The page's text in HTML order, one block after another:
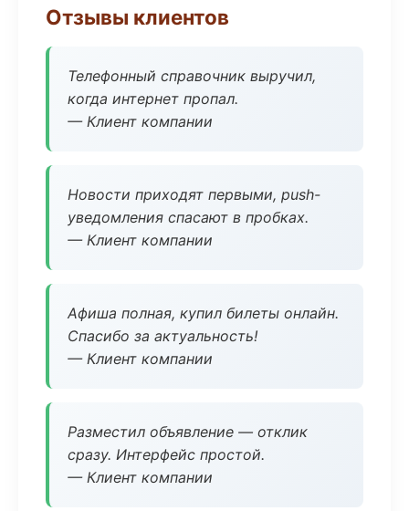
Отзывы клиентов
Телефонный справочник выручил,
когда интернет пропал.
— Клиент компании
Новости приходят первыми, push-
уведомления спасают в пробках.
— Клиент компании
Афиша полная, купил билеты онлайн.
Спасибо за актуальность!
— Клиент компании
Разместил объявление — отклик
сразу. Интерфейс простой.
— Клиент компании